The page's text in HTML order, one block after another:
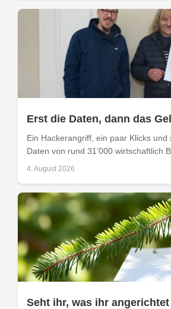
Erst die Daten, dann das
Ein Hackerangriff, ein paar Klicks und
Daten von rund 31’000 wirtschaftlich
4. August 2026
Seht ihr, was ihr angerichtet